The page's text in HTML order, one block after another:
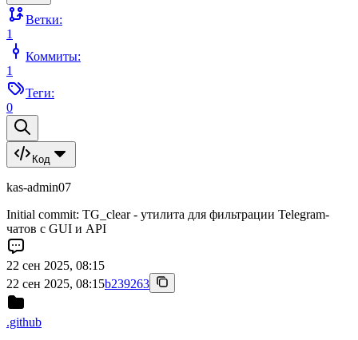
Ветки:
1
Коммиты:
1
Теги:
0
Код
kas-admin07
Initial commit: TG_clear - утилита для фильтрации Telegram-
чатов с GUI и API
22 сен 2025, 08:15
22 сен 2025, 08:15b239263
.github